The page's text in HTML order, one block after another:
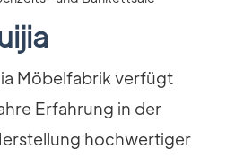
Möbelfabrik verfügt
Erfahrung in der
hochwertiger